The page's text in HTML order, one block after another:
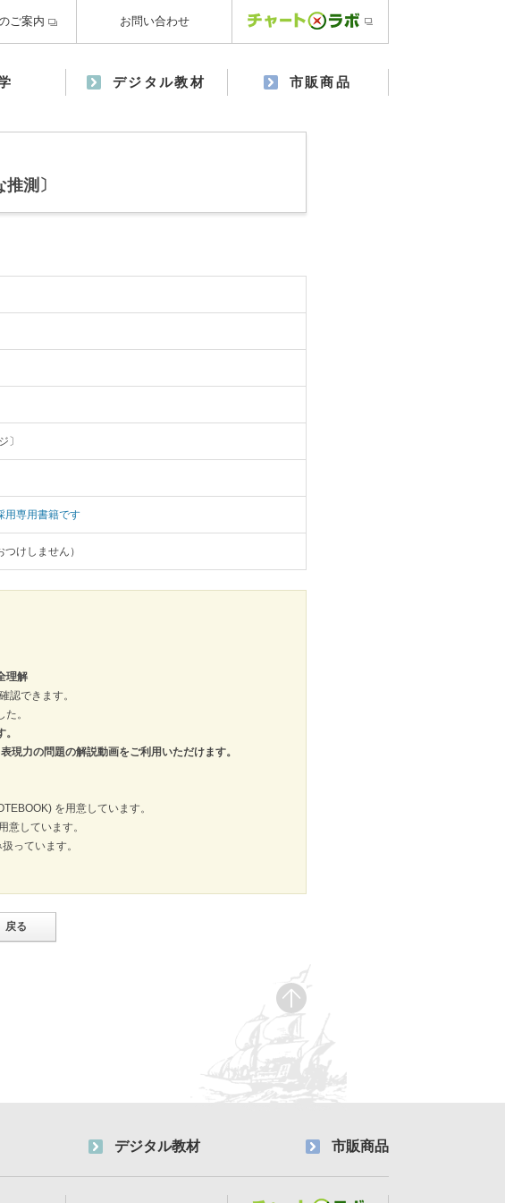
ご案内 お問い合わせ
デジタル教材 市販商品
測〕
〕
用専用書籍です
けしません）
理解
認できます。
。
現力の問題の解説動画をご利用いただけます。
を用意しています。
意しています。
っています。
戻る
デジタル教材 市販商品